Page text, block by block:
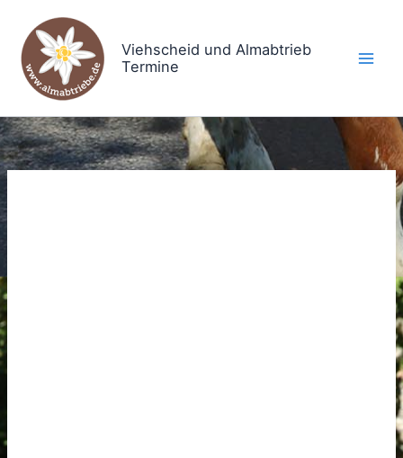
Inhalt
springen
Viehscheid und Almabtrieb
Termine